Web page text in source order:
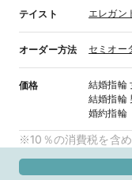
テイスト エレガン
オーダー方法 セミオー
価格 結婚指輪
結婚指輪
婚約指輪
※10％の消費税を含め